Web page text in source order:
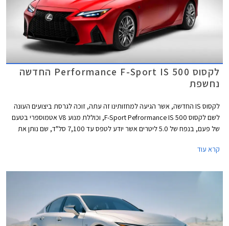
לקסוס Performance F-Sport IS 500 החדשה
נחשפת
לקסוס IS החדשה, אשר הגיעה למחזותינו זה עתה, זוכה לגרסת ביצועים העונה
לשם לקסוס 500 F-Sport Pefrormance IS, וכוללת מנוע V8 אטמוספרי בטעם
של פעם, בנפח של 5.0 ליטרים אשר יודע לטפס עד 7,100 סל"ד, שם נותן את
הלקסוס השרירית מאפס למאה קמ"ש תוך 4.5 שניות.
קרא עוד